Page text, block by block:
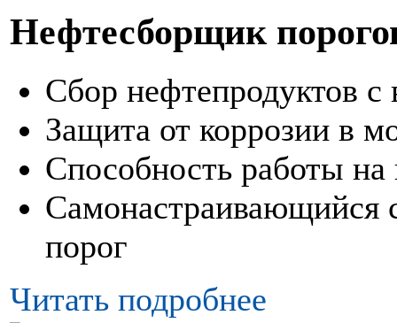
Нефтесборщик
Сбор нефтепродуктов с
Защита от коррозии в
Способность работы на
Самонастраивающийся
порог
Читать подробнее